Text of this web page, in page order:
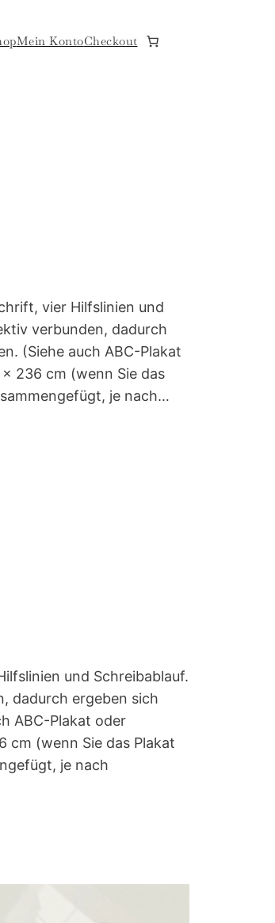
Mein KontoCheckout
vier Hilfslinien und
verbunden, dadurch
(Siehe auch ABC-Plakat
236 cm (wenn Sie das
je nach…
und Schreibablauf.
dadurch ergeben sich
ABC-Plakat oder
cm (wenn Sie das Plakat
je nach